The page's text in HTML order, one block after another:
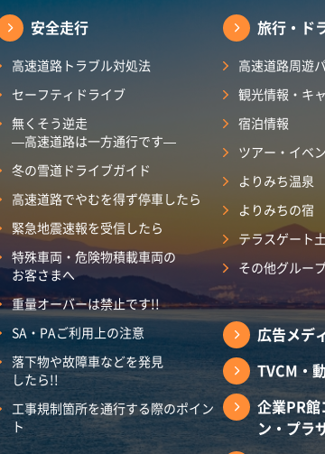
安全走行
高速道路トラブル対処法
セーフティドライブ
無くそう逆走
―高速道路は一方通行です―
冬の雪道ドライブガイド
高速道路でやむを得ず停車したら
緊急地震速報を受信したら
特殊車両・危険物積載車両の
お客さまへ
重量オーバーは禁止です!!
SA・PAご利用上の注意
落下物や故障車などを発見
したら!!
工事規制箇所を通行する際のポイン
ト
旅行・ド
高速道路周遊
観光情報・キ
宿泊情報
ツアー・イベ
よりみち温泉
よりみちの宿
テラスゲート
その他グルー
広告メデ
TVCM・
企業PR
ン・プラ